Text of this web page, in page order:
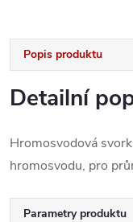
Popis produktu
Detailní
Hromosvodová
hromosvodu, pro
Parametry produktu